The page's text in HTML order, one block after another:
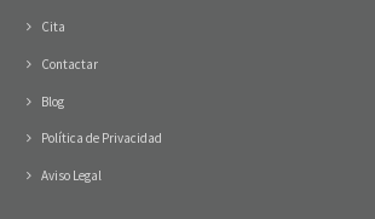
Cita
Contactar
Blog
Política de Privacidad
Aviso Legal